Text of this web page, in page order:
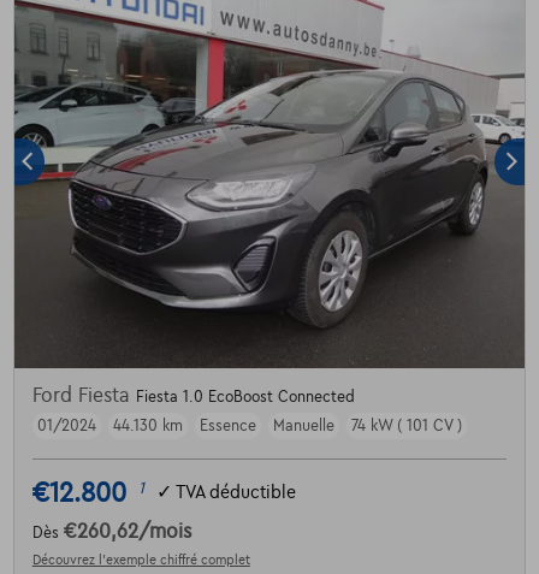
Ford Fiesta Fiesta 1.0 EcoBoost Connected
01/2024
44.130 km Essence Manuelle 74 kW ( 101 CV )
€12.800 1 ✓ TVA déductible
Dès €260,62/mois
Découvrez l’exemple chiffré complet